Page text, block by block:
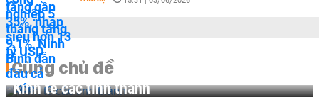
Cùng chủ đề
Kinh tế các tỉnh thành